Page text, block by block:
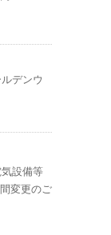
デンウ
気設備等
変更のご